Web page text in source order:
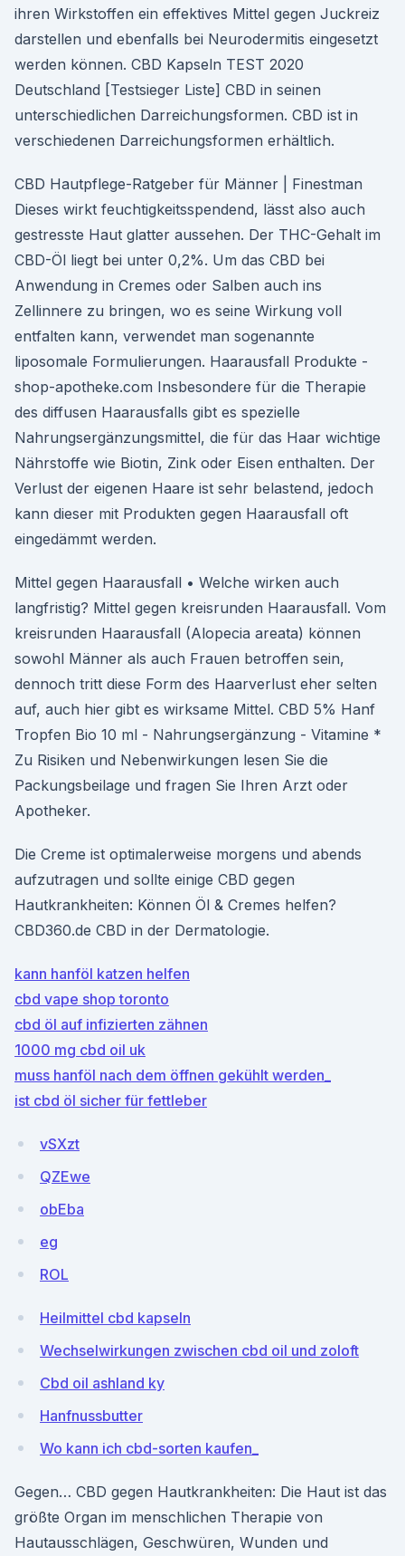
ihren Wirkstoffen ein effektives Mittel gegen Juckreiz
darstellen und ebenfalls bei Neurodermitis eingesetzt
werden können. CBD Kapseln TEST 2020
Deutschland [Testsieger Liste] CBD in seinen
unterschiedlichen Darreichungsformen. CBD ist in
verschiedenen Darreichungsformen erhältlich.
CBD Hautpflege-Ratgeber für Männer | Finestman
Dieses wirkt feuchtigkeitsspendend, lässt also auch
gestresste Haut glatter aussehen. Der THC-Gehalt im
CBD-Öl liegt bei unter 0,2%. Um das CBD bei
Anwendung in Cremes oder Salben auch ins
Zellinnere zu bringen, wo es seine Wirkung voll
entfalten kann, verwendet man sogenannte
liposomale Formulierungen. Haarausfall Produkte -
shop-apotheke.com Insbesondere für die Therapie
des diffusen Haarausfalls gibt es spezielle
Nahrungsergänzungsmittel, die für das Haar wichtige
Nährstoffe wie Biotin, Zink oder Eisen enthalten. Der
Verlust der eigenen Haare ist sehr belastend, jedoch
kann dieser mit Produkten gegen Haarausfall oft
eingedämmt werden.
Mittel gegen Haarausfall • Welche wirken auch
langfristig? Mittel gegen kreisrunden Haarausfall. Vom
kreisrunden Haarausfall (Alopecia areata) können
sowohl Männer als auch Frauen betroffen sein,
dennoch tritt diese Form des Haarverlust eher selten
auf, auch hier gibt es wirksame Mittel. CBD 5% Hanf
Tropfen Bio 10 ml - Nahrungsergänzung - Vitamine *
Zu Risiken und Nebenwirkungen lesen Sie die
Packungsbeilage und fragen Sie Ihren Arzt oder
Apotheker.
Die Creme ist optimalerweise morgens und abends
aufzutragen und sollte einige CBD gegen
Hautkrankheiten: Können Öl & Cremes helfen?
CBD360.de CBD in der Dermatologie.
kann hanföl katzen helfen
cbd vape shop toronto
cbd öl auf infizierten zähnen
1000 mg cbd oil uk
muss hanföl nach dem öffnen gekühlt werden_
ist cbd öl sicher für fettleber
vSXzt
QZEwe
obEba
eg
ROL
Heilmittel cbd kapseln
Wechselwirkungen zwischen cbd oil und zoloft
Cbd oil ashland ky
Hanfnussbutter
Wo kann ich cbd-sorten kaufen_
Gegen… CBD gegen Hautkrankheiten: Die Haut ist das
größte Organ im menschlichen Therapie von
Hautausschlägen, Geschwüren, Wunden und